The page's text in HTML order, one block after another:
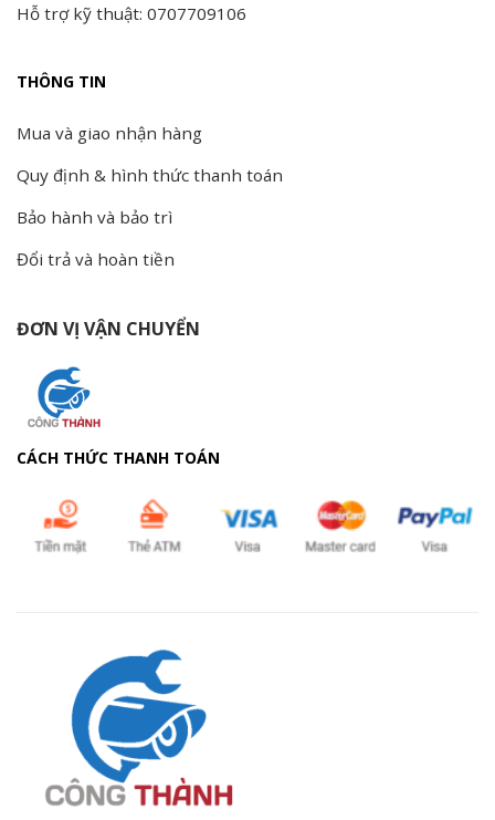
Hỗ trợ kỹ thuật: 0707709106
THÔNG TIN
Mua và giao nhận hàng
Quy định & hình thức thanh toán
Bảo hành và bảo trì
Đổi trả và hoàn tiền
ĐƠN VỊ VẬN CHUYỂN
CÁCH THỨC THANH TOÁN